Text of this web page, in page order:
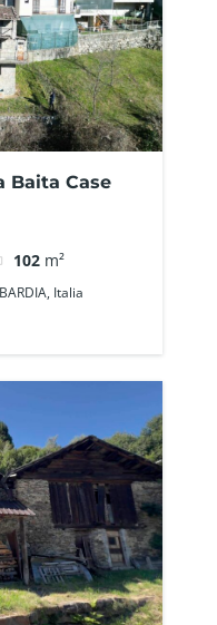
Baita Case
102 m²
Italia